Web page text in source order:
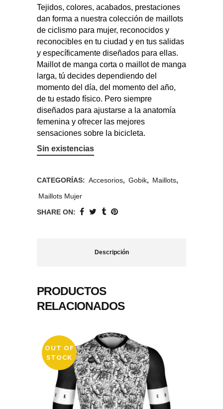
Tejidos, colores, acabados, prestaciones
dan forma a nuestra colección de maillots
de ciclismo para mujer, reconocidos y
reconocibles en tu ciudad y en tus salidas
y específicamente diseñados para ellas.
Maillot de manga corta o maillot de manga
larga, tú decides dependiendo del
momento del día, del momento del año,
de tu estado físico. Pero siempre
diseñados para ajustarse a la anatomía
femenina y ofrecer las mejores
sensaciones sobre la bicicleta.
Sin existencias
CATEGORÍAS: Accesorios, Gobik, Maillots,
Maillots Mujer
SHARE ON:
Descripción
PRODUCTOS
RELACIONADOS
OUT OF
STOCK